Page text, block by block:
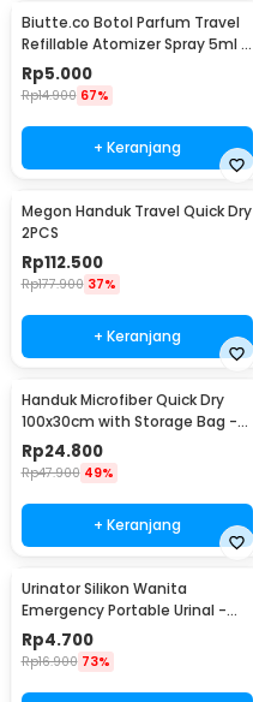
Biutte.co Botol Parfum Travel
Refillable Atomizer Spray 5ml -
AB-05
Rp5.000
Rp14.900 67%
+ Keranjang
Megon Handuk Travel Quick Dry
2PCS
Rp112.500
Rp177.900 37%
+ Keranjang
Handuk Microfiber Quick Dry
100x30cm with Storage Bag -
S-30
Rp24.800
Rp47.900 49%
+ Keranjang
Urinator Silikon Wanita
Emergency Portable Urinal -
XBQ
Rp4.700
Rp16.900 73%